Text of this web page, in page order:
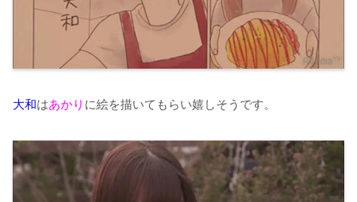
大和はあかり に絵を描いてもらい嬉しそうです。